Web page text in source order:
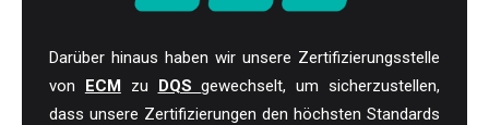
Darüber hinaus haben wir unsere Zertifizierungsstelle
von ECMzu DQSgewechselt, um sicherzustellen,
dass unsere Zertifizierungen den höchsten Standards